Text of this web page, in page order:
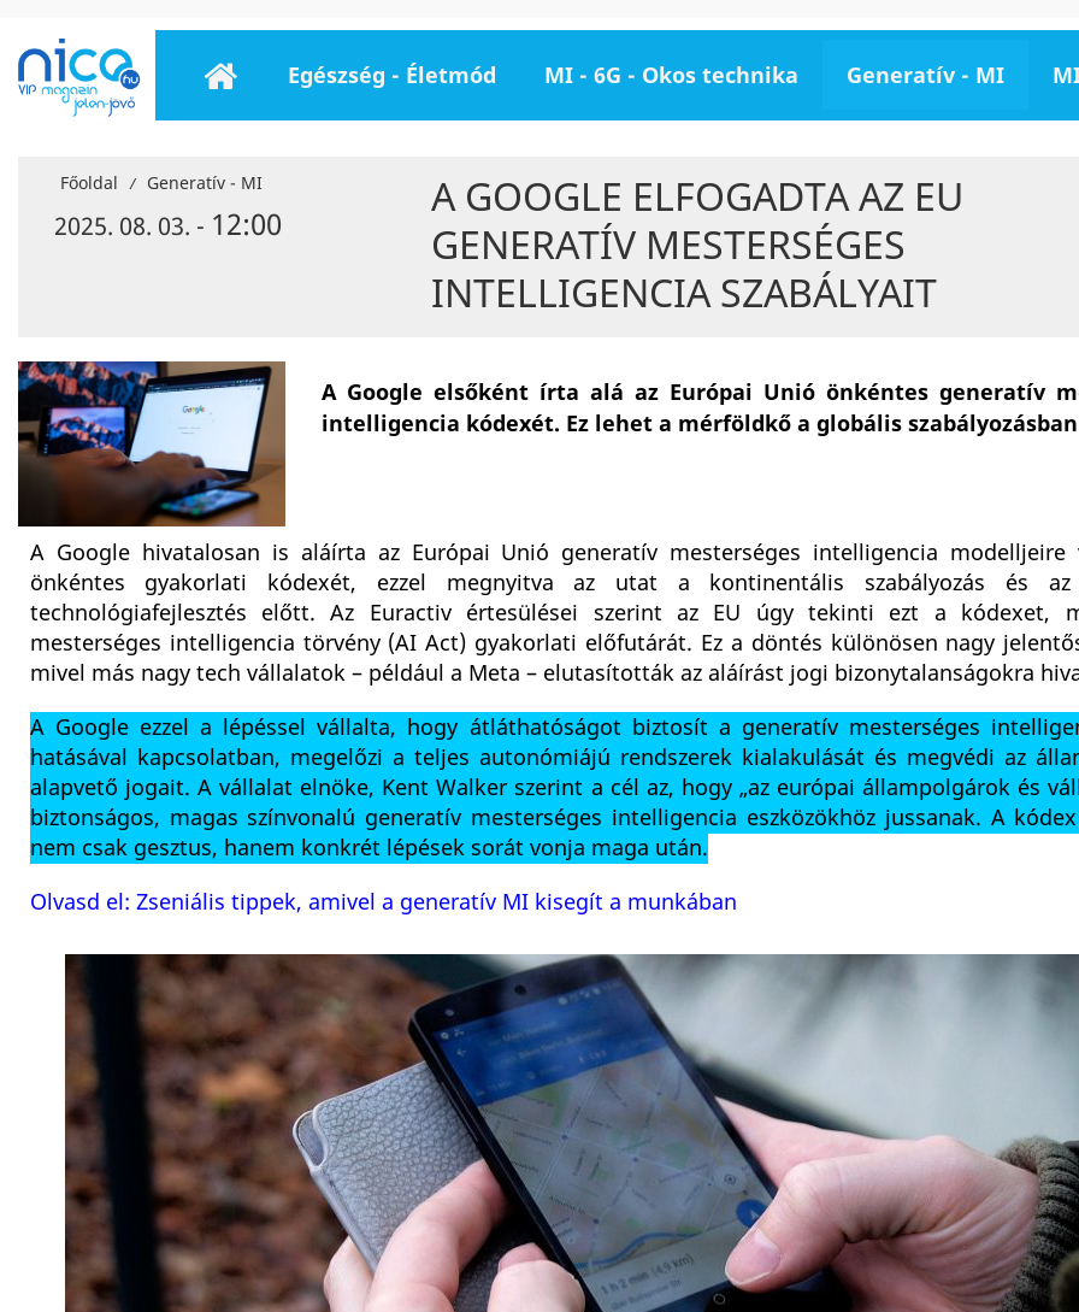
Egészség - Életmód MI - 6G - Okos technika Generatív - MI
Főoldal / Generatív - MI
2025. 08. 03. - 12:00
A GOOGLE ELFOGADTA AZ EU
GENERATÍV MESTERSÉGES
INTELLIGENCIA SZABÁLYAIT
A Google elsőként írta alá az Európai Unió önkéntes generatív
intelligencia kódexét. Ez lehet a mérföldkő a globális
A Google hivatalosan is aláírta az Európai Unió generatív mesterséges intelligencia modelljeire
önkéntes gyakorlati kódexét, ezzel megnyitva az utat a kontinentális szabályozás és
technológiafejlesztés előtt. Az Euractiv értesülései szerint az EU úgy tekinti ezt a kódexet,
mesterséges intelligencia törvény (AI Act) gyakorlati előfutárát. Ez a döntés különösen nagy
mivel más nagy tech vállalatok – például a Meta – elutasították az aláírást jogi bizonytalanságokra
A Google ezzel a lépéssel vállalta, hogy átláthatóságot biztosít a generatív mesterséges
hatásával kapcsolatban, megelőzi a teljes autonómiájú rendszerek kialakulását és megvédi az
alapvető jogait. A vállalat elnöke, Kent Walker szerint a cél az, hogy „az európai állampolgárok és
biztonságos, magas színvonalú generatív mesterséges intelligencia eszközökhöz jussanak. A
nem csak gesztus, hanem konkrét lépések sorát vonja maga után.
Olvasd el: Zseniális tippek, amivel a generatív MI kisegít a munkában